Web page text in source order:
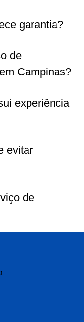
garantia?
de
Campinas?
experiência
evitar
de